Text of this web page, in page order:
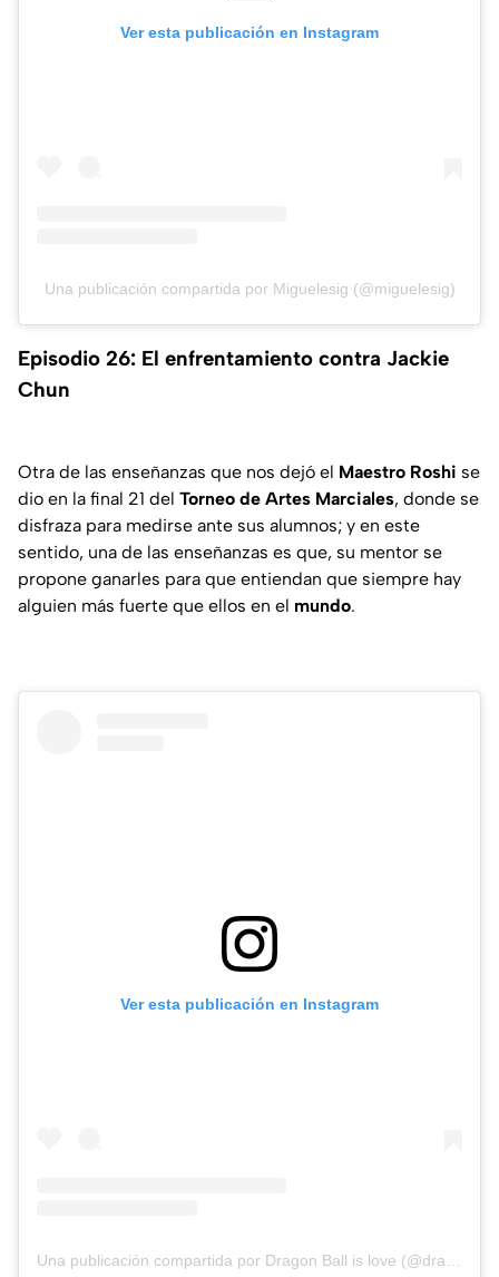
Ver esta publicación en Instagram
Una publicación compartida por Miguelesig (@miguelesig)
Episodio 26: El enfrentamiento contra Jackie
Chun
Otra de las enseñanzas que nos dejó el Maestro Roshi se
dio en la final 21 del Torneo de Artes Marciales, donde se
disfraza para medirse ante sus alumnos; y en este
sentido, una de las enseñanzas es que, su mentor se
propone ganarles para que entiendan que siempre hay
alguien más fuerte que ellos en el mundo.
Ver esta publicación en Instagram